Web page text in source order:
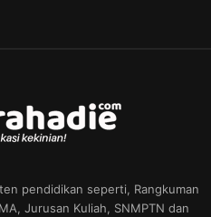
pendidikan seperti, Rangkuman
Jurusan Kuliah, SNMPTN dan